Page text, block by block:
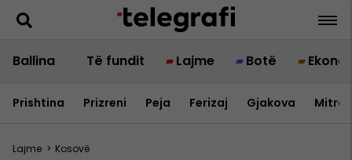
Ballina Të fundit Lajme Botë
Prishtina Prizreni Peja Ferizaj Gjakova
Lajme > Kosovë